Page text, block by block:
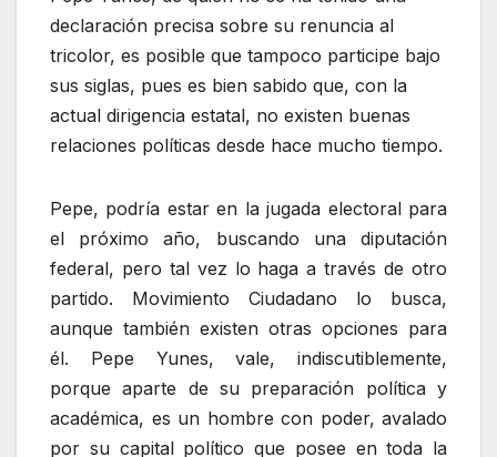
declaración precisa sobre su renuncia al
tricolor, es posible que tampoco participe bajo
sus siglas, pues es bien sabido que, con la
actual dirigencia estatal, no existen buenas
relaciones políticas desde hace mucho tiempo.
Pepe, podría estar en la jugada electoral para
el próximo año, buscando una diputación
federal, pero tal vez lo haga a través de otro
partido. Movimiento Ciudadano lo busca,
aunque también existen otras opciones para
él. Pepe Yunes, vale, indiscutiblemente,
porque aparte de su preparación política y
académica, es un hombre con poder, avalado
por su capital político que posee en toda la